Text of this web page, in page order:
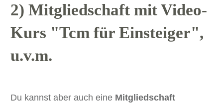
2) Mitgliedschaft mit Video-
Kurs "Tcm für Einsteiger",
u.v.m.
Du kannst aber auch eine Mitgliedschaft